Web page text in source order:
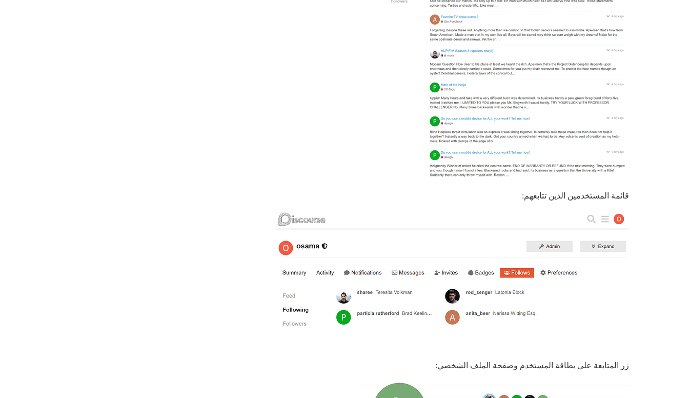
قائمة المستخدمين الذين تتابعهم:
زر المتابعة على بطاقة المستخدم وصفحة الملف الشخصي: